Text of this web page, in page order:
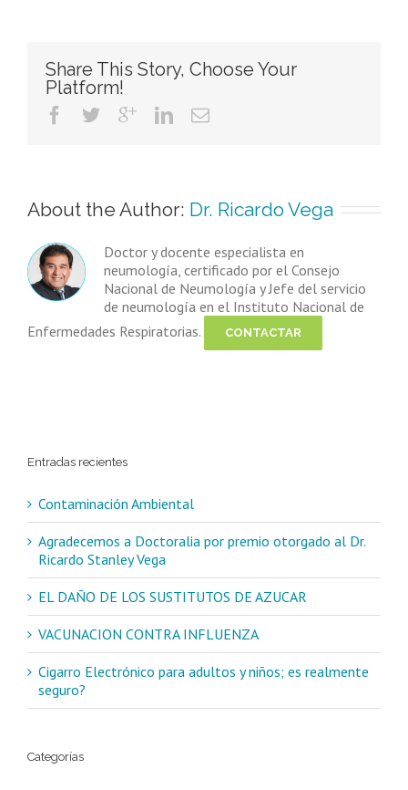
Share This Story, Choose Your
Platform!
About the Author: Dr. Ricardo Vega
Doctor y docente especialista en
neumología, certificado por el Consejo
Nacional de Neumología y Jefe del servicio
de neumología en el Instituto Nacional de
Enfermedades Respiratorias.
CONTACTAR
Entradas recientes
Contaminación Ambiental
Agradecemos a Doctoralia por premio otorgado al Dr.
Ricardo Stanley Vega
EL DAÑO DE LOS SUSTITUTOS DE AZUCAR
VACUNACION CONTRA INFLUENZA
Cigarro Electrónico para adultos y niños; es realmente
seguro?
Categorías